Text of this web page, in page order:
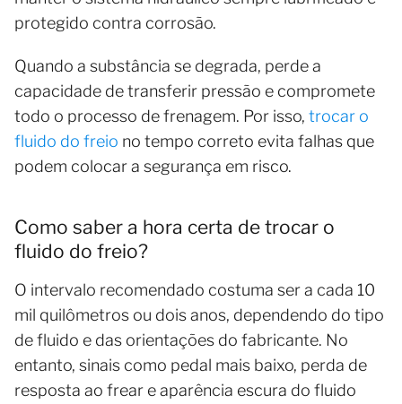
protegido contra corrosão.
Quando a substância se degrada, perde a
capacidade de transferir pressão e compromete
todo o processo de frenagem. Por isso, trocar o
fluido do freio no tempo correto evita falhas que
podem colocar a segurança em risco.
Como saber a hora certa de trocar o
fluido do freio?
O intervalo recomendado costuma ser a cada 10
mil quilômetros ou dois anos, dependendo do tipo
de fluido e das orientações do fabricante. No
entanto, sinais como pedal mais baixo, perda de
resposta ao frear e aparência escura do fluido